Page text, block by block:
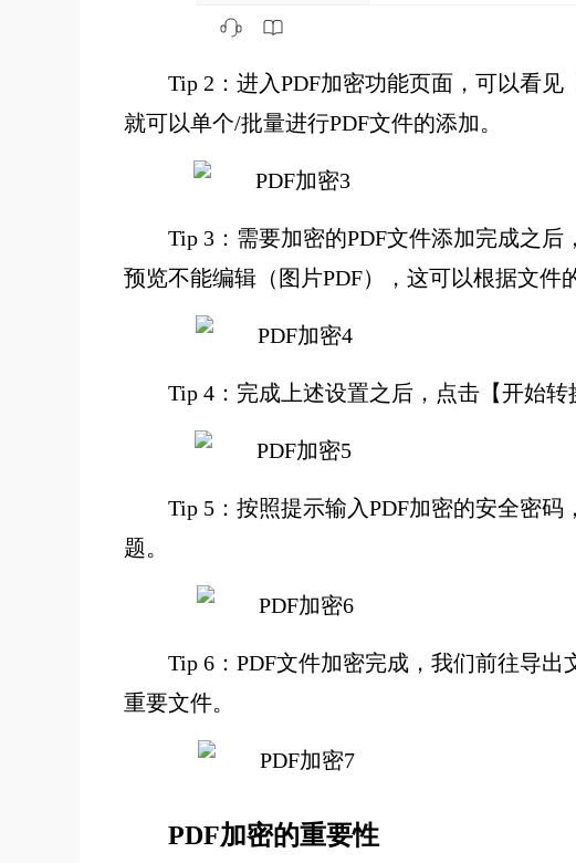
Tip 2：进入PDF加密功能页面，可以看
就可以单个/批量进行PDF文件的添加。
Tip 3：需要加密的PDF文件添加完成之
预览不能编辑（图片PDF），这可以根据文件
Tip 4：完成上述设置之后，点击【开始转
Tip 5：按照提示输入PDF加密的安全密
题。
Tip 6：PDF文件加密完成，我们前往导
重要文件。
PDF加密的重要性